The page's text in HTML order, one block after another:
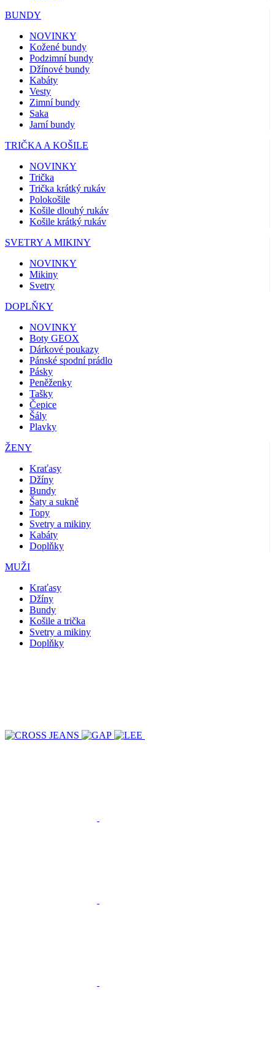
BUNDY
NOVINKY
Kožené bundy
Podzimní bundy
Džínové bundy
Kabáty
Vesty
Zimní bundy
Saka
Jarní bundy
TRIČKA A KOŠILE
NOVINKY
Trička
Trička krátký rukáv
Polokošile
Košile dlouhý rukáv
Košile krátký rukáv
SVETRY A MIKINY
NOVINKY
Mikiny
Svetry
DOPLŇKY
NOVINKY
Boty GEOX
Dárkové poukazy
Pánské spodní prádlo
Pásky
Peněženky
Tašky
Čepice
Šály
Plavky
ŽENY
Kraťasy
Džíny
Bundy
Šaty a sukně
Topy
Svetry a mikiny
Kabáty
Doplňky
MUŽI
Kraťasy
Džíny
Bundy
Košile a trička
Svetry a mikiny
Doplňky